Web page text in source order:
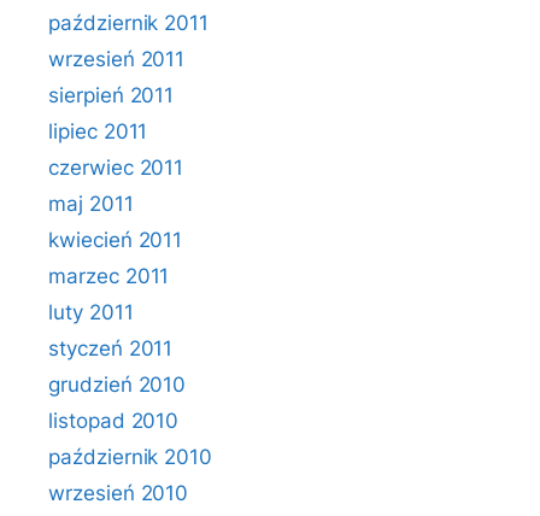
październik 2011
wrzesień 2011
sierpień 2011
lipiec 2011
czerwiec 2011
maj 2011
kwiecień 2011
marzec 2011
luty 2011
styczeń 2011
grudzień 2010
listopad 2010
październik 2010
wrzesień 2010